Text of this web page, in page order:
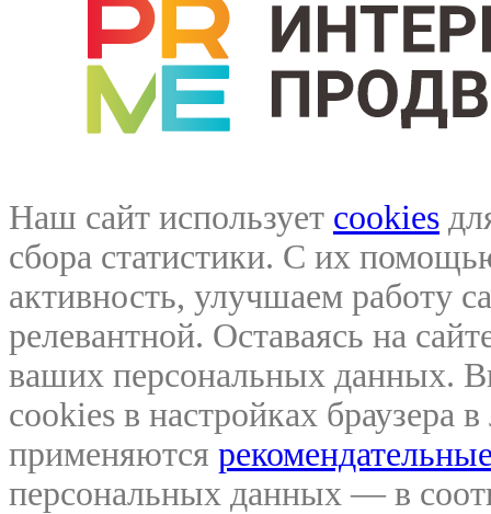
Наш сайт использует cookies
сбора статистики. С их
активность, улучшаем работу
релевантной. Оставаясь на
ваших персональных данных.
cookies в настройках браузера
применяются
персональных данных — в